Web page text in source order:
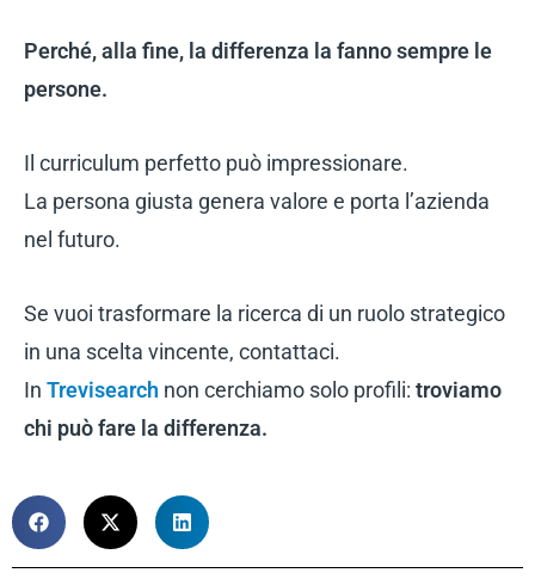
Perché, alla fine, la differenza la fanno sempre le
persone.
Il curriculum perfetto può impressionare.
La persona giusta genera valore e porta l’azienda
nel futuro.
Se vuoi trasformare la ricerca di un ruolo strategico
in una scelta vincente, contattaci.
In Trevisearch non cerchiamo solo profili: troviamo
chi può fare la differenza.